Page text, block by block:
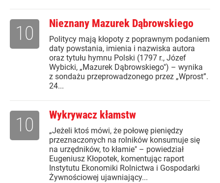
Nieznany Mazurek Dąbrowskiego
Politycy mają kłopoty z poprawnym podaniem
daty powstania, imienia i nazwiska autora
oraz tytułu hymnu Polski (1797 r., Józef
Wybicki, „Mazurek Dąbrowskiego") – wynika
z sondażu przeprowadzonego przez „Wprost”.
24...
10
Wykrywacz kłamstw
„Jeżeli ktoś mówi, że połowę pieniędzy
przeznaczonych na rolników konsumuje się
na urzędników, to kłamie" – powiedział
Eugeniusz Kłopotek, komentując raport
Instytutu Ekonomiki Rolnictwa i Gospodarki
Żywnościowej ujawniający...
10